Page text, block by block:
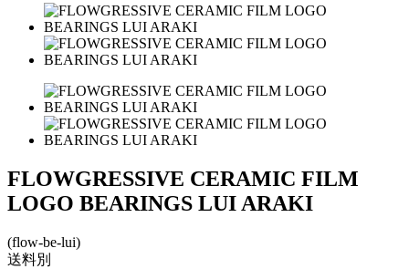
FLOWGRESSIVE CERAMIC FILM
LOGO BEARINGS LUI ARAKI
(flow-be-lui)
送料別